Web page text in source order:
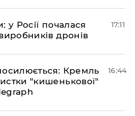
у Росії почалася
дронів
17:11
Кремль
"кишенькової"
16:44